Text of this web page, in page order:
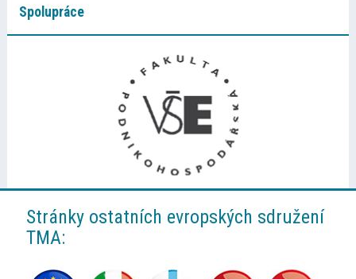
Spolupráce
Stránky ostatních evropských sdružení
TMA: